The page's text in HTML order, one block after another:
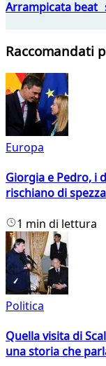
Arrampicata beat
Raccomandati
Europa
Giorgia e Pedro, i
rischiano di
1 min di lettura
Politica
Quella visita di
una storia che